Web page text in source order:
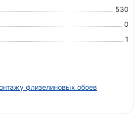
530
0
1
флизелиновых обоев